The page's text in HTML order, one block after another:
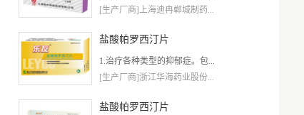
[生产厂商]上海迪冉郸城制药...
盐酸帕罗西汀片
1.治疗各种类型的抑郁症。包...
[生产厂商]浙江华海药业股份...
盐酸帕罗西汀片